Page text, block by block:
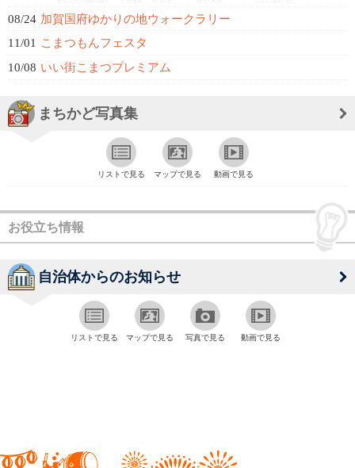
08/24 加賀国府ゆかりの地ウォークラリー
11/01 こまつもんフェスタ
10/08 いい街こまつプレミアム
まちかど写真集
リストで見る マップで見る 動画で見る
お役立ち情報
自治体からのお知らせ
リストで見る マップで見る 写真で見る 動画で見る